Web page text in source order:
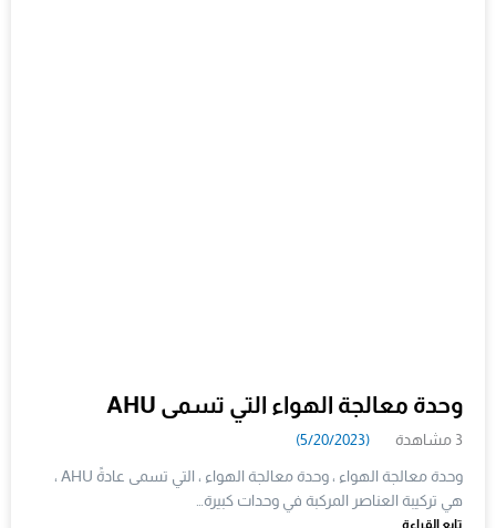
وحدة معالجة الهواء التي تسمى AHU
3 مشاهدة (5/20/2023)
وحدة معالجة الهواء ، وحدة معالجة الهواء ، التي تسمى عادةً AHU ،
هي تركيبة العناصر المركبة في وحدات كبيرة…
تابع القراءة